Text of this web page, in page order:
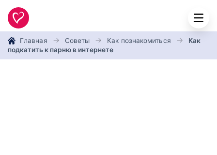
Главная Советы Как познакомиться
Как
подкатить к парню в интернете